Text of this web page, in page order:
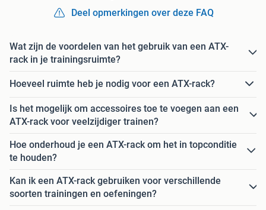
Deel opmerkingen over deze FAQ
Wat zijn de voordelen van het gebruik van een ATX-
rack in je trainingsruimte?
Hoeveel ruimte heb je nodig voor een ATX-rack?
Is het mogelijk om accessoires toe te voegen aan een
ATX-rack voor veelzijdiger trainen?
Hoe onderhoud je een ATX-rack om het in topconditie
te houden?
Kan ik een ATX-rack gebruiken voor verschillende
soorten trainingen en oefeningen?